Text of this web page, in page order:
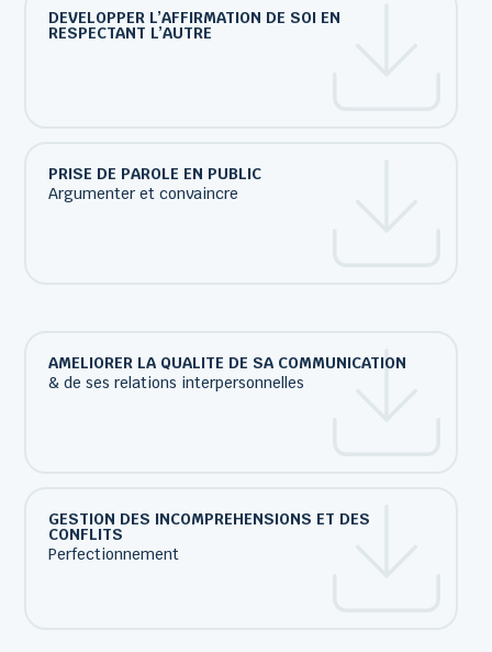
DEVELOPPER L’AFFIRMATION DE SOI EN
RESPECTANT L’AUTRE
PRISE DE PAROLE EN PUBLIC
Argumenter et convaincre
AMELIORER LA QUALITE DE SA COMMUNICATION
& de ses relations interpersonnelles
GESTION DES INCOMPREHENSIONS ET DES
CONFLITS
Perfectionnement